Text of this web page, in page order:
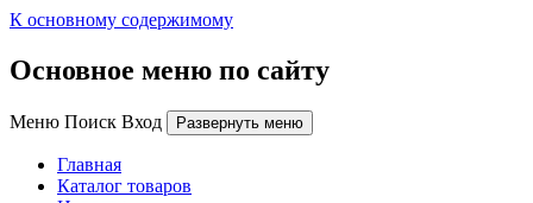
К основному содержимому
Основное меню по сайту
Меню Поиск Вход Развернуть меню
Главная
Каталог товаров